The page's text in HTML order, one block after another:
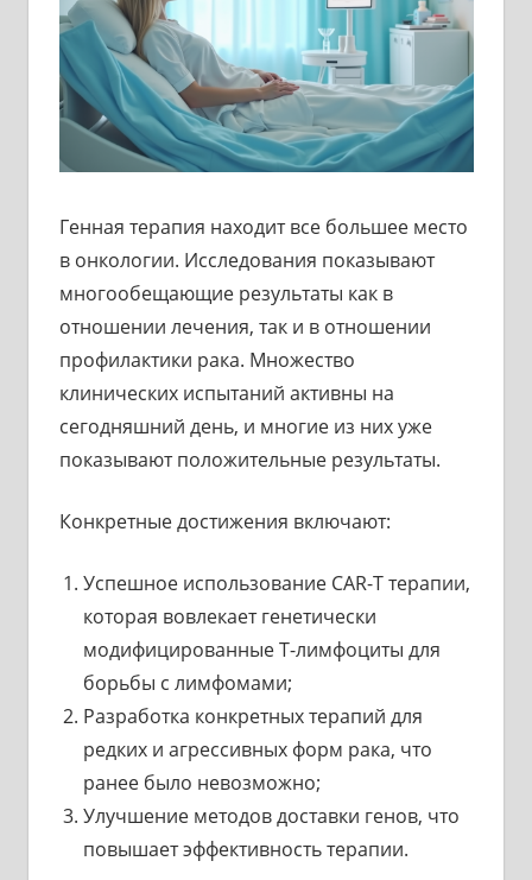
Генная терапия находит все большее место
в онкологии. Исследования показывают
многообещающие результаты как в
отношении лечения, так и в отношении
профилактики рака. Множество
клинических испытаний активны на
сегодняшний день, и многие из них уже
показывают положительные результаты.
Конкретные достижения включают:
Успешное использование CAR-T терапии,
которая вовлекает генетически
модифицированные Т-лимфоциты для
борьбы с лимфомами;
Разработка конкретных терапий для
редких и агрессивных форм рака, что
ранее было невозможно;
Улучшение методов доставки генов, что
повышает эффективность терапии.